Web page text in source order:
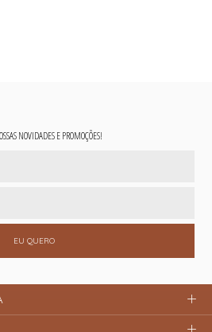
NOVIDADES E PROMOÇÕES!
EU QUERO